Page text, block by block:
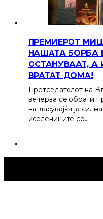
ПРЕМИЕРОТ
НАШАТА БОРБА
ОСТАНУВААТ, А
ВРАТАТ ДОМА!
Претседателот на
вечерва се обрати
нагласувајќи ја
иселениците со…